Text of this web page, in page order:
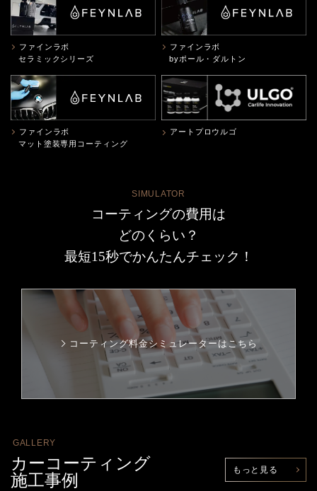
ファインラボ
セラミックシリーズ
ファインラボ
byポール・ダルトン
ファインラボ
マット塗装専用コーティング
アートプロウルゴ
SIMULATOR
コーティングの費用は
どのくらい？
最短15秒でかんたんチェック！
コーティング料金シミュレーターはこちら
GALLERY
カーコーティング
施工事例
もっと見る